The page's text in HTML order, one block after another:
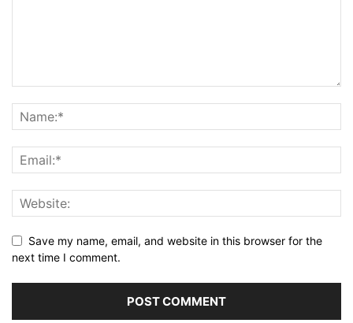
Save my name, email, and website in this browser for the
next time I comment.